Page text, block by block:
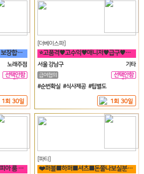
❤️가장 확실한 갯수와 수익을 보장합니다. 60분 7만원 지급!❤️
노래주점
선택안함
일
1회 30일
[더베이스파]
⭐고품격♥고수익♥매니저♥급구♥강남구♥삼성동♥선릉⭐
서울 강남구
기타
급여협의
선택안함
일
#순번확실 #식사제공 #팁별도
1회 30일
부산밤알바 ❤️부산 수영 유토피아 룸 언니들 모십니다^^❤️
[파티]
❤️퍼블■하퍼■셔츠■돈쭐나보실분!■술강요X■출퇴근맘대로■갯수보장❤️